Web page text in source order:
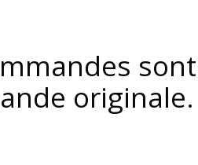
originale.